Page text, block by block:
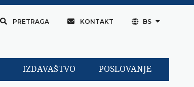
PRETRAGA KONTAKT BS
IZDAVAŠTVO POSLOVANJE